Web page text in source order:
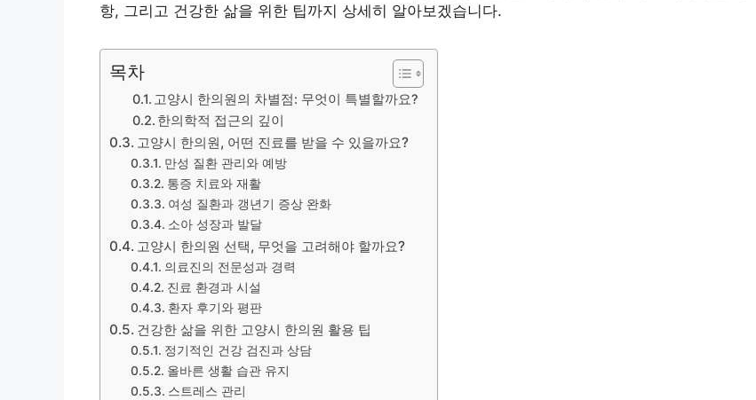
항, 그리고 건강한 삶을 위한 팁까지 상세히 알아보겠습니다.
목차
고양시 한의원의 차별점: 무엇이 특별할까요?
한의학적 접근의 깊이
고양시 한의원, 어떤 진료를 받을 수 있을까요?
만성 질환 관리와 예방
통증 치료와 재활
여성 질환과 갱년기 증상 완화
소아 성장과 발달
고양시 한의원 선택, 무엇을 고려해야 할까요?
의료진의 전문성과 경력
진료 환경과 시설
환자 후기와 평판
건강한 삶을 위한 고양시 한의원 활용 팁
정기적인 건강 검진과 상담
올바른 생활 습관 유지
스트레스 관리